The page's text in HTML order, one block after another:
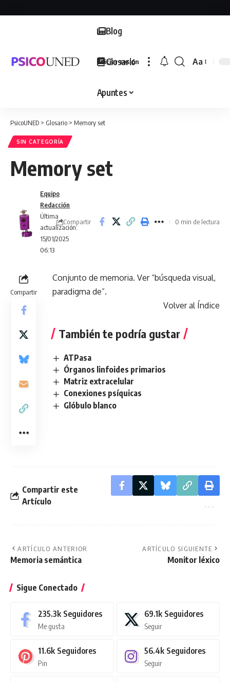
Blog
Glosario
Apuntes
Iniciar sesión
Font
Aa
PsicoUNED > Glosario > Memory set
SIN CATEGORÍA
Memory set
Última
actualización:
15/01/2025
06:13
Equipo
Redacción
Compartir 0 min de lectura
Compartir
Conjunto de memoria. Ver “búsqueda visual,
paradigma de”.
Volver al Índice
También te podría gustar
ATPasa
Órganos linfoides primarios
Matriz extracelular
Conexiones psíquicas
Glóbulo blanco
Compartir este
Artículo
ARTÍCULO ANTERIOR
Memoria semántica
ARTÍCULO SIGUIENTE
Monitor léxico
Sigue Conectado
235.3k Seguidores
Me gusta
69.1k Seguidores
Seguir
11.6k Seguidores
Pin
56.4k Seguidores
Seguir